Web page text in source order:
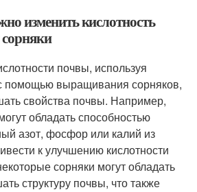
изменить кислотность
почвы, используя
помощью выращивания сорняков,
свойства почвы. Например,
обладать способностью
азот, фосфор или калий из
к улучшению кислотности
сорняки могут обладать
структуру почвы, что также